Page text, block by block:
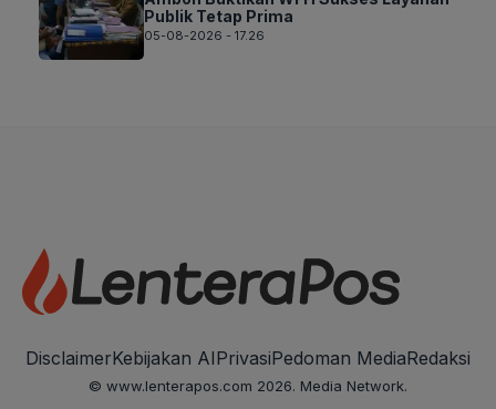
Publik Tetap Prima
05-08-2026 - 17.26
DisclaimerKebijakan AIPrivasiPedoman MediaRedaksi
© www.lenterapos.com 2026. Media Network.